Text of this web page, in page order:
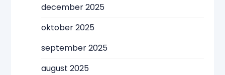
december 2025
oktober 2025
september 2025
august 2025